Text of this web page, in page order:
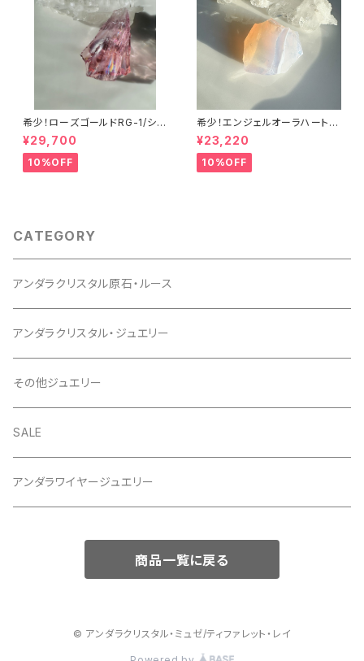
希少！ローズゴールドRG-1/シエ
ラ産アンダラクリスタル
¥29,700
10%OFF
希少！エンジェルオーラハートオ
ブゴッドウィズインピンク・シー
フォームAHGWPK-10シエラ産
アンダラクリスタル
¥23,220
10%OFF
CATEGORY
アンダラクリスタル原石・ルース
アンダラクリスタル・ジュエリー
その他ジュエリー
SALE
アンダラワイヤージュエリー
商品一覧に戻る
© アンダラクリスタル・ミュゼ/ティファレット・レイ